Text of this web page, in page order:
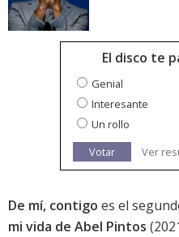
El disco te
Genial
Interesante
Un rollo
Votar
Ver
De mí, contigo es el
mi vida de Abel Pintos